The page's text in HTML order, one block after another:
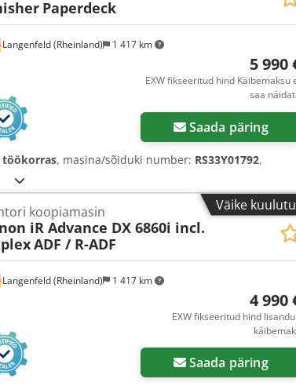
Langenfeld (Rheinland) 1 417 km
Paperdeck
5 990
EXW fikseeritud hind Käibemaksu
saa
Saada päring
, masina/sõiduki number: RS33Y01792,
Väike
Langenfeld (Rheinland) 1 417 km
koopiamasin
iR Advance DX 6860i incl.
ADF / R-ADF
4 990
EXW fikseeritud hind
Saada päring